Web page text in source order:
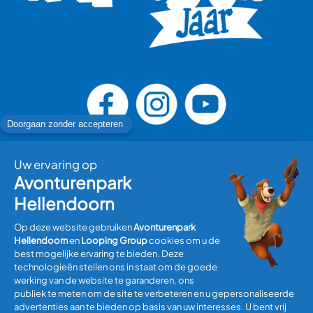
Bezoek plannen
Informatie